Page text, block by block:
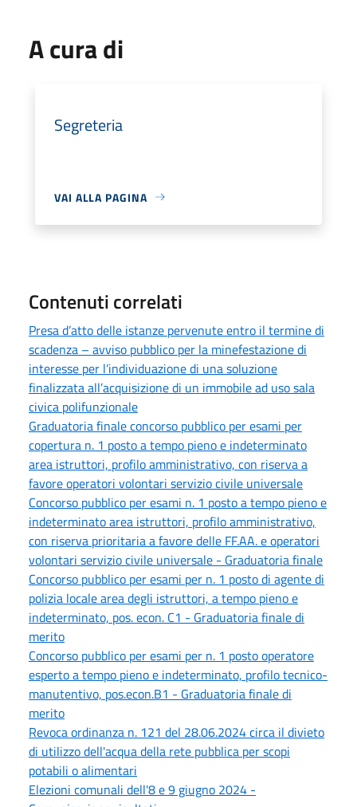
A cura di
Segreteria
VAI ALLA PAGINA
Contenuti correlati
Presa d’atto delle istanze pervenute entro il termine di
scadenza – avviso pubblico per la minefestazione di
interesse per l’individuazione di una soluzione
finalizzata all’acquisizione di un immobile ad uso sala
civica polifunzionale
Graduatoria finale concorso pubblico per esami per
copertura n. 1 posto a tempo pieno e indeterminato
area istruttori, profilo amministrativo, con riserva a
favore operatori volontari servizio civile universale
Concorso pubblico per esami n. 1 posto a tempo pieno e
indeterminato area istruttori, profilo amministrativo,
con riserva prioritaria a favore delle FF.AA. e operatori
volontari servizio civile universale - Graduatoria finale
Concorso pubblico per esami per n. 1 posto di agente di
polizia locale area degli istruttori, a tempo pieno e
indeterminato, pos. econ. C1 - Graduatoria finale di
merito
Concorso pubblico per esami per n. 1 posto operatore
esperto a tempo pieno e indeterminato, profilo tecnico-
manutentivo, pos.econ.B1 - Graduatoria finale di
merito
Revoca ordinanza n. 121 del 28.06.2024 circa il divieto
di utilizzo dell'acqua della rete pubblica per scopi
potabili o alimentari
Elezioni comunali dell'8 e 9 giugno 2024 -